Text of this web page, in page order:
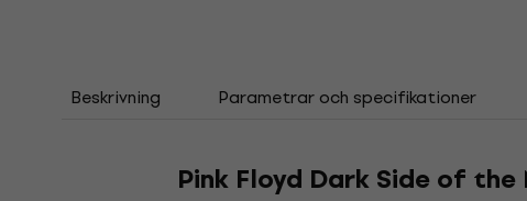
Beskrivning Parametrar och specifikationer
Pink Floyd Dark Side of